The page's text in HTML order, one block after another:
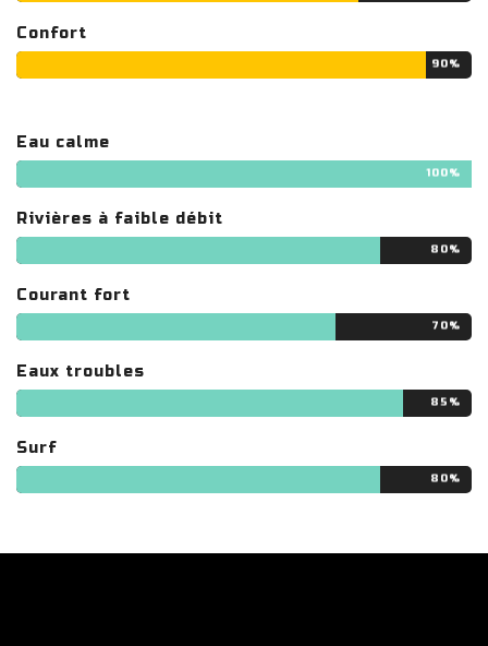
Confort
90%
Eau calme
100%
Rivières à faible débit
80%
Courant fort
70%
Eaux troubles
85%
Surf
80%